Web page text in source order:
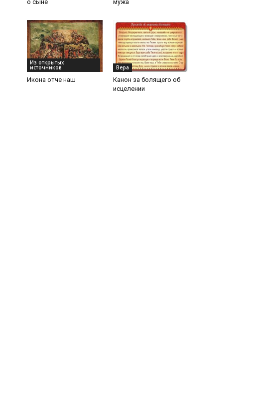
о сыне
мужа
Из открытых
источников
Икона отче наш
Вера
Канон за болящего об
исцелении